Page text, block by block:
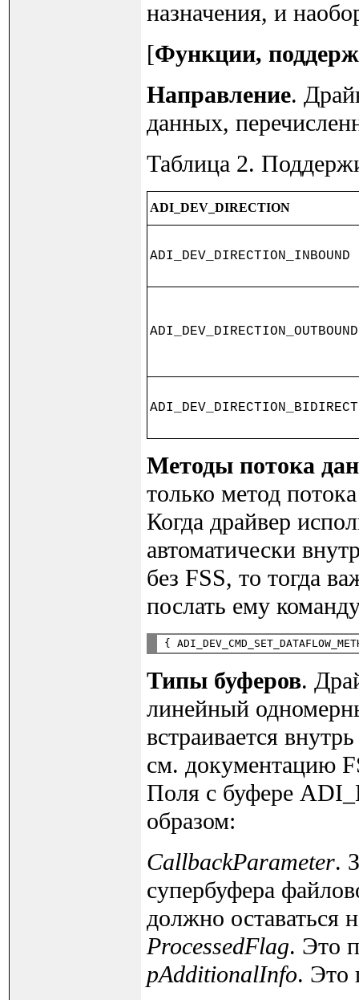
назначения, и
[Функции,
Направление.
данных,
Таблица 2.
ADI_DEV_DIRECTION
ADI_DEV_DIRECTION_INBOUND
ADI_DEV_DIRECTION_OUTBOUND
Методы потока
только метод
Когда драйвер
автоматически
без FSS, то тогда
послать ему
{
Типы буферов.
линейный
встраивается
см. документацию
Поля с буфере
образом:
CallbackParameter.
супербуфера
должно оставаться
ProcessedFlag. Это
pAdditionalInfo. Это